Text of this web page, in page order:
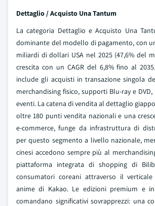
Dettaglio / Acquisto Una Tantum
La categoria Dettaglio e Acquisto Una
dominante del modello di pagamento, con
miliardi di dollari USA nel 2025 (47,6% del
crescita con un CAGR del 6,8% fino al
include gli acquisti in transazione singola
merchandising fisico, supporti Blu-ray e
eventi. La catena di vendita al dettaglio
oltre 180 punti vendita nazionali e una
e-commerce, funge da infrastruttura di
per questo segmento a livello nazionale,
cinesi accedono sempre più al
piattaforma integrata di shopping di
consumatori coreani attraverso il
anime di Kakao. Le edizioni premium e
comandano significativi sovrapprezzi: una